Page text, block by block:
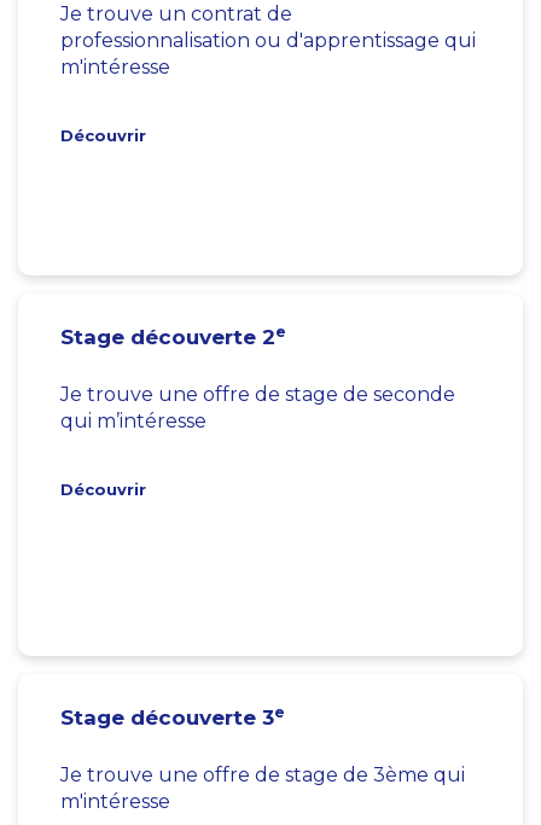
Je trouve un contrat de
professionnalisation ou d'apprentissage qui
m'intéresse
Découvrir
Stage découverte 2e
Je trouve une offre de stage de seconde
qui m’intéresse
Découvrir
Stage découverte 3e
Je trouve une offre de stage de 3ème qui
m'intéresse